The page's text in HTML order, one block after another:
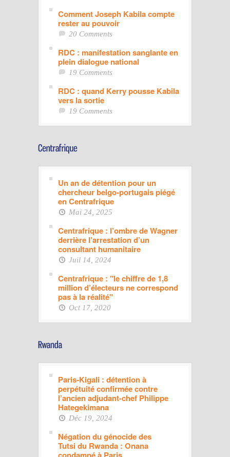
Comment Joseph Kabila compte
rester au pouvoir
20 Comments
RDC : manifestation sanglante en
plein dialogue national
19 Comments
RDC : quand Kerry pousse Kabila
vers la sortie
19 Comments
Un an de détention pour un
chercheur belgo-portugais piégé
en Centrafrique
Mai 24, 2025
Centrafrique : l’ombre de Wagner
derrière l’arrestation d’un
consultant humanitaire
Juil 14, 2024
Centrafrique : "le chiffre de 1,8
million d’électeurs ne correspond
pas à la réalité"
Oct 17, 2020
Paris-Kigali : détention à
perpétuité confirmée contre
l’ancien adjudant-chef Philippe
Hategekimana
Déc 19, 2024
Négation du génocide des
Tutsi du Rwanda : Onana